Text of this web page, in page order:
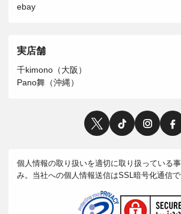
ebay
実店舗
千kimono（大阪）
Pano舞（沖縄）
個人情報の取り扱いを適切に取り扱っている
み。当社への個人情報送信はSSL暗号化通信で